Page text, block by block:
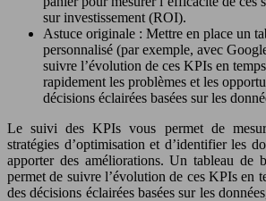
sur investissement (ROI).
Astuce originale : Mettre en place un
personnalisé (par exemple, avec
suivre l’évolution de ces KPIs en
rapidement les problèmes et les
décisions éclairées basées sur les
Le suivi des KPIs vous permet de
stratégies d’optimisation et d’identifier les
apporter des améliorations. Un tableau de
permet de suivre l’évolution de ces KPIs en
des décisions éclairées basées sur les